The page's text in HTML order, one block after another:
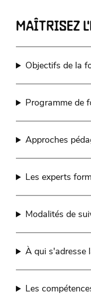
MAÎTRISEZ
Objectifs de la
Programme de
Approches
Les experts
Modalités de
À qui s'adresse
Les